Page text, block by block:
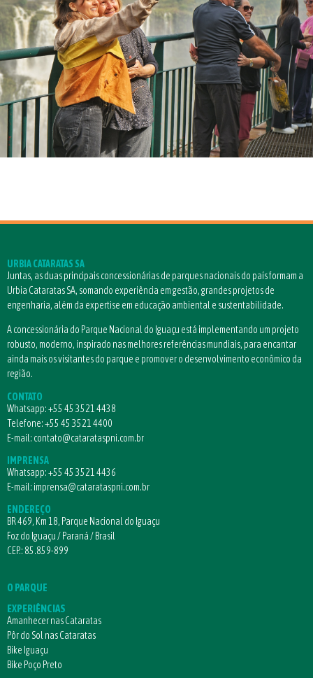
URBIA CATARATAS SA
Juntas, as duas principais concessionárias de parques nacionais do país formam a
Urbia Cataratas SA, somando experiência em gestão, grandes projetos de
engenharia, além da expertise em educação ambiental e sustentabilidade.
A concessionária do Parque Nacional do Iguaçu está implementando um projeto
robusto, moderno, inspirado nas melhores referências mundiais, para encantar
ainda mais os visitantes do parque e promover o desenvolvimento econômico da
região.
CONTATO
Whatsapp:+55 45 3521 4438
Telefone:+55 45 3521 4400
E-mail: contato@catarataspni.com.br
IMPRENSA
Whatsapp:+55 45 3521 4436
E-mail: imprensa@catarataspni.com.br
ENDEREÇO
BR 469, Km 18, Parque Nacional do Iguaçu
Foz do Iguaçu / Paraná / Brasil
CEP.: 85.859-899
O PARQUE
EXPERIÊNCIAS
Amanhecer nas Cataratas
Pôr do Sol nas Cataratas
Bike Iguaçu
Bike Poço Preto